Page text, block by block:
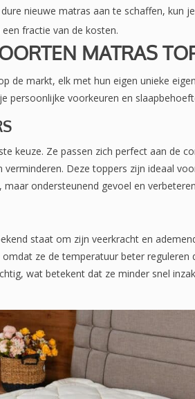
nieuwe matras aan te schaffen, kun
fractie van de kosten.
MATRAS
de markt, elk met hun eigen unieke
persoonlijke voorkeuren en
keuze. Ze passen zich perfect aan de
Deze toppers zijn ideaal
ondersteunend gevoel en
staat om zijn veerkracht en
ze de temperatuur beter reguleren
wat betekent dat ze minder snel